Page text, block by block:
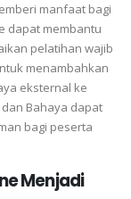
manfaat bagi
dapat membantu
pelatihan wajib
menambahkan
eksternal ke
Bahaya dapat
bagi peserta
Menjadi